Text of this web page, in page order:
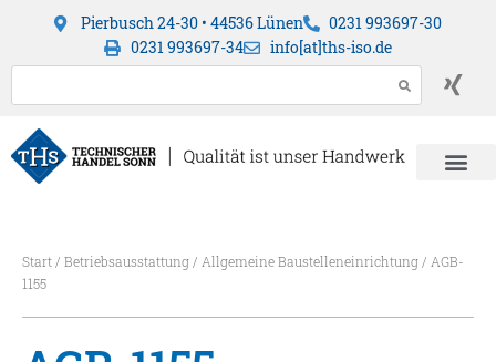
Pierbusch 24-30 • 44536 Lünen
0231 993697-30
0231 993697-34
info[at]ths-iso.de
Start/ Betriebsausstattung/ Allgemeine Baustelleneinrichtung/ AGB-
1155